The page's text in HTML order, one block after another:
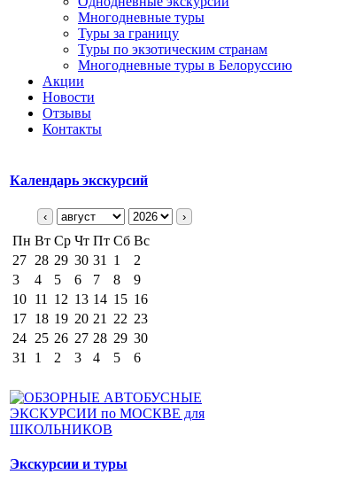
Многодневные туры
Туры за границу
Туры по экзотическим странам
Многодневные туры в Белоруссию
Акции
Новости
Отзывы
Контакты
Календарь экскурсий
‹ ›
Пн Вт Ср Чт Пт Сб Вс
27 28 29 30 31 1
2
3
4 5 6 7 8
9
10 11 12 13 14 15 16
17 18 19 20 21 22 23
24 25 26 27 28 29 30
31
1 2 3 4 5 6
Экскурсии и туры